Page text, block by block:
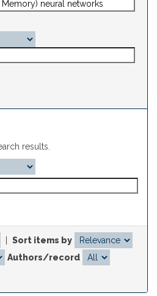
results.
Sort items by
Authors/record